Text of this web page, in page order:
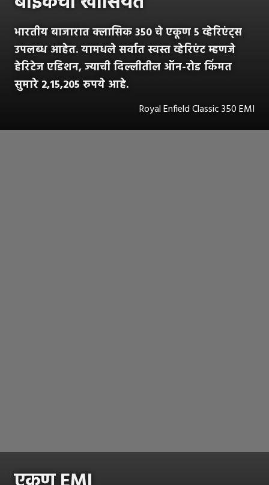
भारतीय बाजारात क्लासिक 350 चे एकूण 5 व्हेरिएंट्स
उपलब्ध आहेत. यामधले सर्वात स्वस्त व्हेरिएंट म्हणजे
हेरिटेज एडिशन, ज्याची दिल्लीतील ऑन-रोड किंमत
सुमारे 2,15,205 रुपये आहे.
Royal Enfield Classic 350 EMI